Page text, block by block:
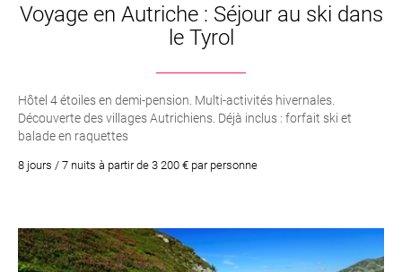
Voyage en Autriche : Séjour au ski dans
le Tyrol
Hôtel 4 étoiles en demi-pension. Multi-activités hivernales.
Découverte des villages Autrichiens. Déjà inclus : forfait ski et
balade en raquettes
8 jours / 7 nuits à partir de 3 200 € par personne